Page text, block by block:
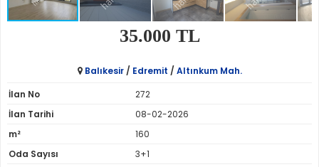
35.000 TL
Balıkesir/ Edremit / Altınkum Mah.
İlan No
272
İlan Tarihi
08-02-2026
m²
160
Oda Sayısı
3+1